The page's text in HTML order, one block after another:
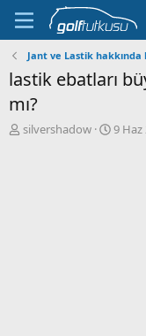
Jant ve Lastik hakkında
lastik ebatları
mı?
K
silvershadow
B
9 Haz